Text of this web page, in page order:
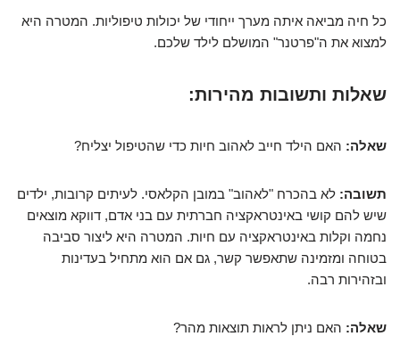
כל חיה מביאה איתה מערך ייחודי של יכולות טיפוליות. המטרה היא
למצוא את ה"פרטנר" המושלם לילד שלכם.
שאלות ותשובות מהירות:
שאלה: האם הילד חייב לאהוב חיות כדי שהטיפול יצליח?
תשובה: לא בהכרח "לאהוב" במובן הקלאסי. לעיתים קרובות, ילדים
שיש להם קושי באינטראקציה חברתית עם בני אדם, דווקא מוצאים
נחמה וקלות באינטראקציה עם חיות. המטרה היא ליצור סביבה
בטוחה ומזמינה שתאפשר קשר, גם אם הוא מתחיל בעדינות
ובזהירות רבה.
שאלה: האם ניתן לראות תוצאות מהר?